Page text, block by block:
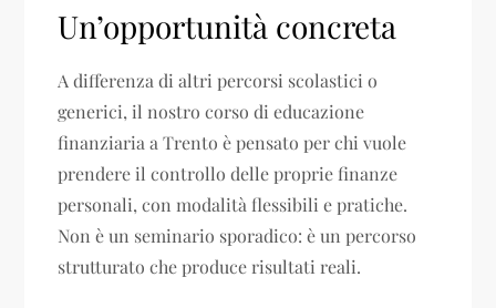
Un’opportunità concreta
A differenza di altri percorsi scolastici o
generici, il nostro corso di educazione
finanziaria a Trento è pensato per chi vuole
prendere il controllo delle proprie finanze
personali, con modalità flessibili e pratiche.
Non è un seminario sporadico: è un percorso
strutturato che produce risultati reali.